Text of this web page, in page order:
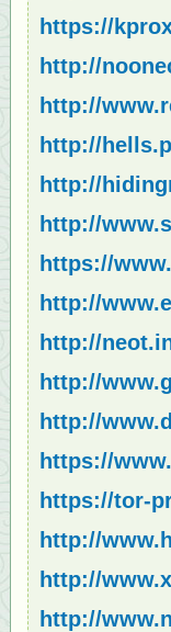
https://
http://
http://
http://
http://
http://
https://
http://
http://
http://
http://
https://
https://tor-
http://
http://
http://